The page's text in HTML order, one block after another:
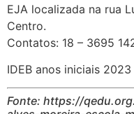
EJA localizada na rua
Centro.
Contatos: 18 – 3695
IDEB anos iniciais 2023
Fonte: https://